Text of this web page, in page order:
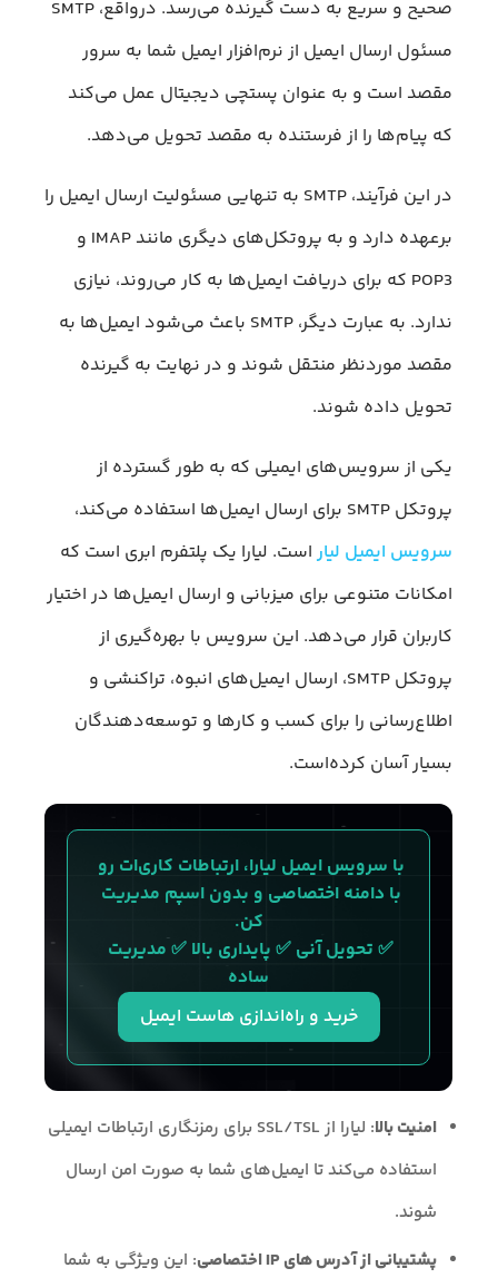
صحیح و سریع به دست گیرنده می‌رسد. درواقع، SMTP
مسئول ارسال ایمیل از نرم‌افزار ایمیل شما به سرور
مقصد است و به عنوان پستچی دیجیتال عمل می‌کند
که پیام‌ها را از فرستنده به مقصد تحویل می‌دهد.
در این فرآیند، SMTP به تنهایی مسئولیت ارسال ایمیل را
برعهده دارد و به پروتکل‌های دیگری مانند IMAP و
POP3 که برای دریافت ایمیل‌ها به کار می‌روند، نیازی
ندارد. به عبارت دیگر، SMTP باعث می‌شود ایمیل‌ها به
مقصد موردنظر منتقل شوند و در نهایت به گیرنده
تحویل داده شوند.
یکی از سرویس‌های ایمیلی که به طور گسترده از
پروتکل SMTP برای ارسال ایمیل‌ها استفاده می‌کند،
سرویس ایمیل لیار است. لیارا یک پلتفرم ابری است که
امکانات متنوعی برای میزبانی و ارسال ایمیل‌ها در اختیار
کاربران قرار می‌دهد. این سرویس با بهره‌گیری از
پروتکل SMTP، ارسال ایمیل‌های انبوه، تراکنشی و
اطلاع‌رسانی را برای کسب‌ و کارها و توسعه‌دهندگان
بسیار آسان کرده‌است.
با سرویس ایمیل لیارا، ارتباطات کاری‌ات رو
با دامنه اختصاصی و بدون اسپم مدیریت
کن.
✅ تحویل آنی ✅ پایداری بالا ✅ مدیریت
ساده
خرید و راه‌اندازی هاست ایمیل
امنیت بالا
: لیارا از SSL/TSL برای رمزنگاری ارتباطات ایمیلی
استفاده می‌کند تا ایمیل‌های شما به صورت امن ارسال
شوند.
پشتیبانی از آدرس های IP اختصاصی
: این ویژگی به شما